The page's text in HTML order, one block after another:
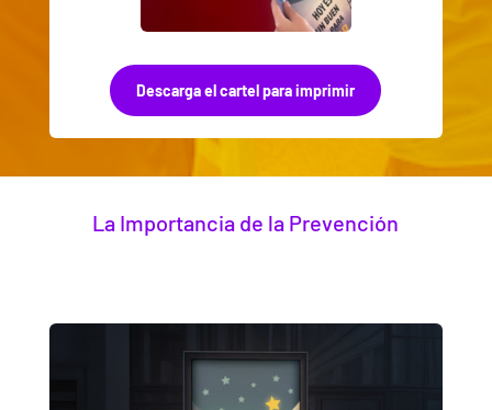
Descarga el cartel para imprimir
La Importancia de la Prevención